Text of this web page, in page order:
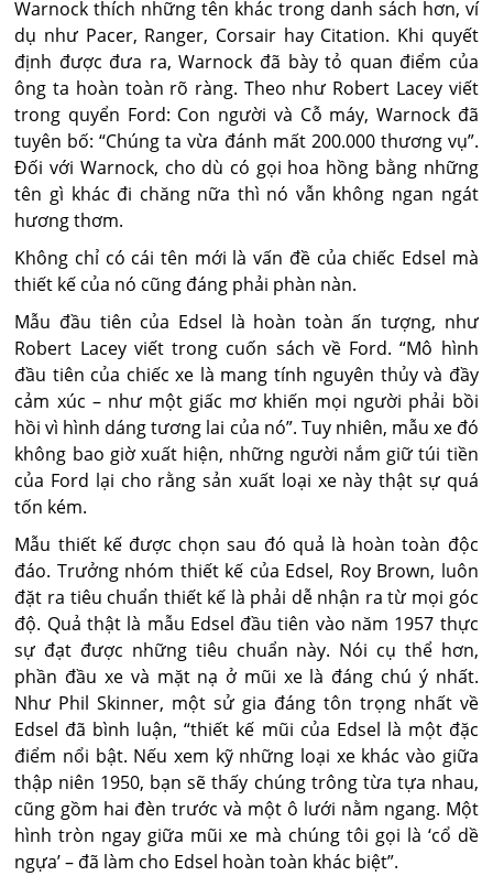
Warnock thích những tên khác trong danh sách hơn, ví
dụ như Pacer, Ranger, Corsair hay Citation. Khi quyết
định được đưa ra, Warnock đã bày tỏ quan điểm của
ông ta hoàn toàn rõ ràng. Theo như Robert Lacey viết
trong quyển Ford: Con người và Cỗ máy, Warnock đã
tuyên bố: “Chúng ta vừa đánh mất 200.000 thương vụ”.
Đối với Warnock, cho dù có gọi hoa hồng bằng những
tên gì khác đi chăng nữa thì nó vẫn không ngan ngát
hương thơm.
Không chỉ có cái tên mới là vấn đề của chiếc Edsel mà
thiết kế của nó cũng đáng phải phàn nàn.
Mẫu đầu tiên của Edsel là hoàn toàn ấn tượng, như
Robert Lacey viết trong cuốn sách về Ford. “Mô hình
đầu tiên của chiếc xe là mang tính nguyên thủy và đầy
cảm xúc – như một giấc mơ khiến mọi người phải bồi
hồi vì hình dáng tương lai của nó”. Tuy nhiên, mẫu xe đó
không bao giờ xuất hiện, những người nắm giữ túi tiền
của Ford lại cho rằng sản xuất loại xe này thật sự quá
tốn kém.
Mẫu thiết kế được chọn sau đó quả là hoàn toàn độc
đáo. Trưởng nhóm thiết kế của Edsel, Roy Brown, luôn
đặt ra tiêu chuẩn thiết kế là phải dễ nhận ra từ mọi góc
độ. Quả thật là mẫu Edsel đầu tiên vào năm 1957 thực
sự đạt được những tiêu chuẩn này. Nói cụ thể hơn,
phần đầu xe và mặt nạ ở mũi xe là đáng chú ý nhất.
Như Phil Skinner, một sử gia đáng tôn trọng nhất về
Edsel đã bình luận, “thiết kế mũi của Edsel là một đặc
điểm nổi bật. Nếu xem kỹ những loại xe khác vào giữa
thập niên 1950, bạn sẽ thấy chúng trông từa tựa nhau,
cũng gồm hai đèn trước và một ô lưới nằm ngang. Một
hình tròn ngay giữa mũi xe mà chúng tôi gọi là ‘cổ dề
ngựa’ – đã làm cho Edsel hoàn toàn khác biệt”.